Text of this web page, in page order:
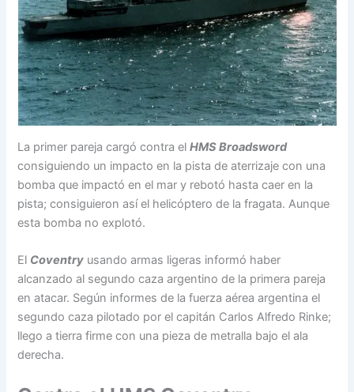
La primer pareja cargó contra elHMS Broadsword
consiguiendo un impacto en la pista de aterrizaje con una
bomba que impactó en el mar y rebotó hasta caer en la
pista; consiguieron así el helicóptero de la fragata. Aunque
esta bomba no explotó.
El Coventry usando armas ligeras informó haber
alcanzado al segundo caza argentino de la primera pareja
en atacar. Según informes de la fuerza aérea argentina el
segundo caza pilotado por el capitán Carlos Alfredo Rinke;
llego a tierra firme con una pieza de metralla bajo el ala
derecha.